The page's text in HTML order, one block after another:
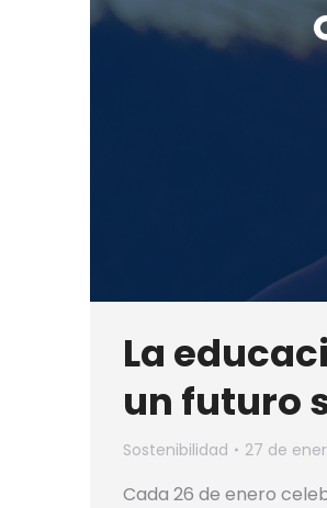
La
un futuro
Sostenibilidad 27 de
Cada 26 de enero